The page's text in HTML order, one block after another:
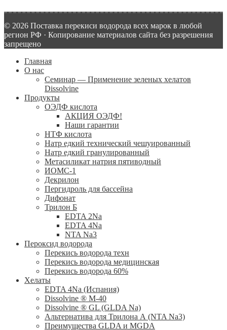
© 2026 Поставка перекиси водорода всех марок в любой
регион РФ · Копирование материалов сайта без разрешения
запрещено
Главная
О нас
Семинар — Применение зеленых хелатов
Dissolvine
Продукты
ОЭДФ кислота
АКЦИЯ ОЭДФ!
Наши гарантии
НТФ кислота
Натр едкий технический чешуированный
Натр едкий гранулированный
Метасиликат натрия пятиводный
ИОМС-1
Декрилон
Пергидроль для бассейна
Дифонат
Трилон Б
EDTA 2Na
EDTA 4Na
NTA Na3
Пероксид водорода
Перекись водорода техн
Перекись водорода медицинская
Перекись водорода 60%
Хелаты
ЕDTA 4Na (Испания)
Dissolvine ® M-40
Dissolvine ® GL (GLDA Na)
Альтернатива для Трилона А (NTA Na3)
Преимущества GLDA и MGDA